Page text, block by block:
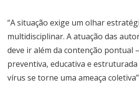
“A situação exige um olhar
multidisciplinar. A atuação das
deve ir além da contenção pontual
preventiva, educativa e
vírus se torne uma ameaça